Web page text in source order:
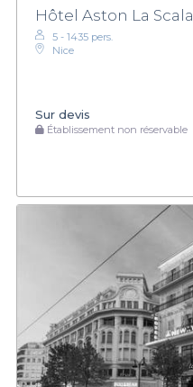
Hôtel Aston La Scala
5 - 1435 pers.
Nice
Sur devis
Établissement non réservable